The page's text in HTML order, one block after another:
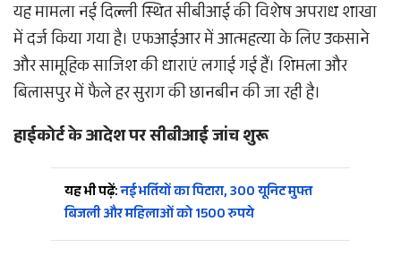
यह मामला नई दिल्ली स्थित सीबीआई की विशेष अपराध शाखा
में दर्ज किया गया है। एफआईआर में आत्महत्या के लिए उकसाने
और सामूहिक साजिश की धाराएं लगाई गई हैं। शिमला और
बिलासपुर में फैले हर सुराग की छानबीन की जा रही है।
हाईकोर्ट के आदेश पर सीबीआई जांच शुरू
यह भी पढ़ें:नई भर्तियों का पिटारा, 300 यूनिट मुफ्त
बिजली और महिलाओं को 1500 रुपये